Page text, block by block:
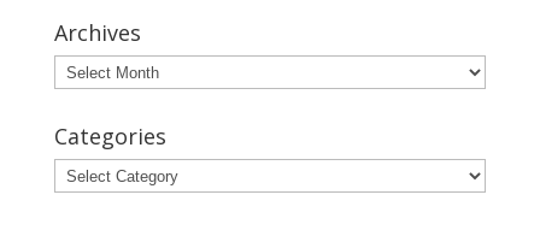
Archives
Archives
Categories
Categories